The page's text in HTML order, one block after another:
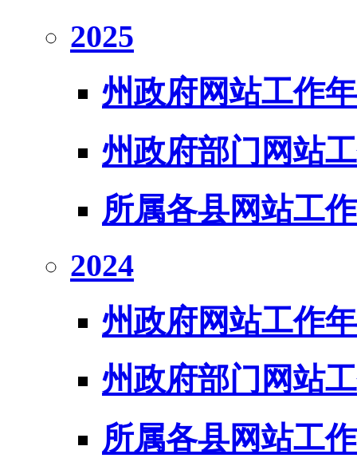
2025
州政府网站工作
州政府部门网站
所属各县网站工
2024
州政府网站工作
州政府部门网站
所属各县网站工